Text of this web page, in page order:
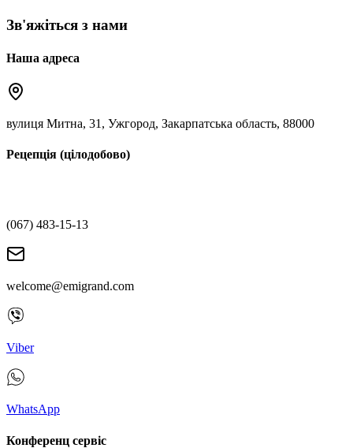
Зв'яжіться з нами
Наша адреса
вулиця Митна, 31, Ужгород, Закарпатська область, 88000
Рецепція (цілодобово)
(067) 483-15-13
welcome@emigrand.com
Viber
WhatsApp
Конференц сервіс